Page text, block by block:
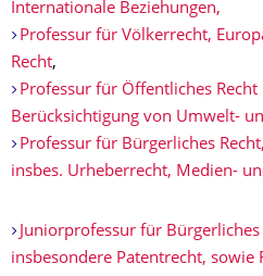
Internationale Beziehungen,
Professur für Völkerrecht,
Recht,
Professur für Öffentliches
Berücksichtigung von Umwelt-
Professur für Bürgerliches
insbes. Urheberrecht, Medien-
Juniorprofessur für
insbesondere Patentrecht, sowie